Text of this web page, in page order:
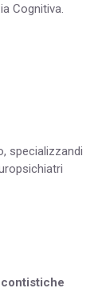
Cognitiva.
specializzandi